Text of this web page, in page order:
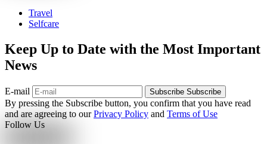
Travel
Selfcare
Keep Up to Date with the Most Important
News
E-mail Subscribe Subscribe
By pressing the Subscribe button, you confirm that you have read
and are agreeing to ourPrivacy Policy and Terms of Use
Follow Us